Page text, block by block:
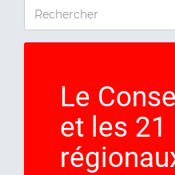
RECHERCHER
Le
et les